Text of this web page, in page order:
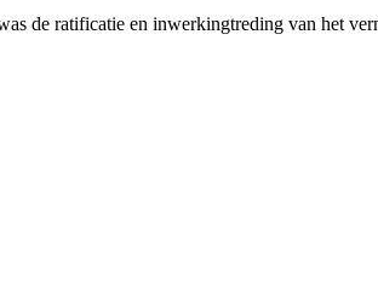
de ratificatie en inwerkingtreding van het